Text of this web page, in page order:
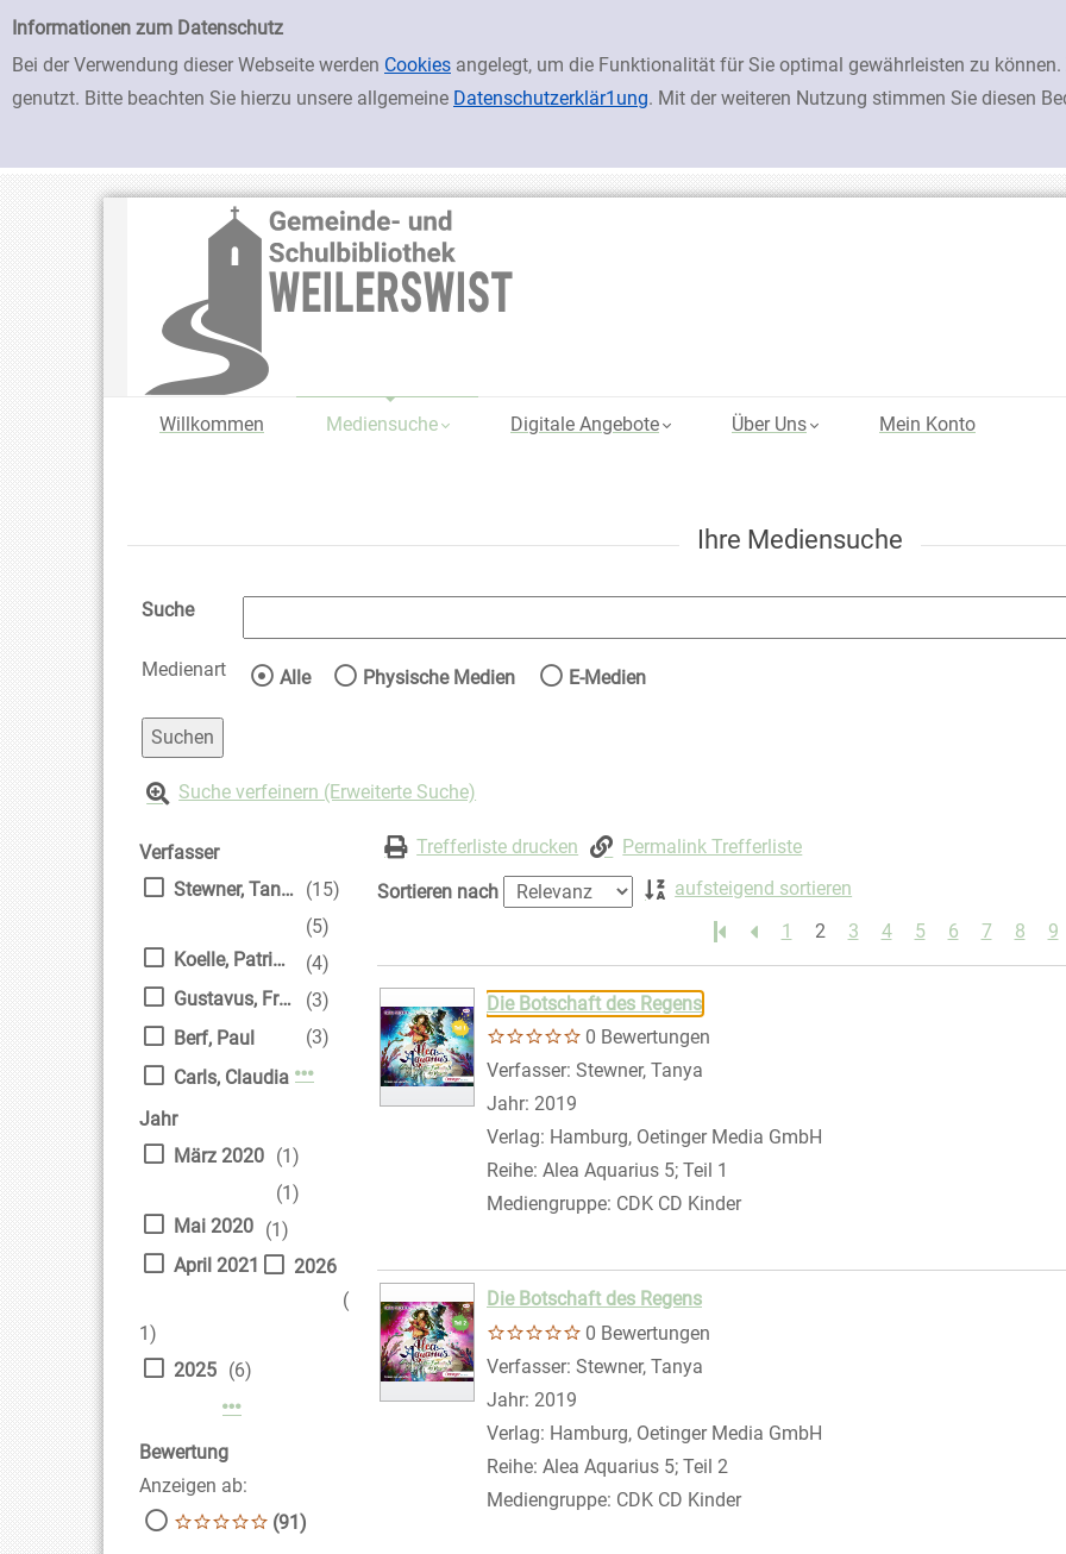
Einfache Suche
Informationen zum Datenschutz
Bei der Verwendung dieser Webseite werden Cookies angelegt, um die Funktionalität für Sie optimal gewährleisten zu
genutzt. Bitte beachten Sie hierzu unsere allgemeine Datenschutzerklär1ung. Mit der weiteren Nutzung stimmen Sie diesen
zur Navigation springen
zum Inhalt springen
Zu den Suchfiltern springen
Zur Trefferliste springen
Willkommen Mediensuche Digitale Angebote Über Uns Mein Konto
Ihre Mediensuche
Suche
Medienart Wählen Sie die Medienart nach der Sie suchen wollen.
Alle Physische Medien E-Medien
Suche verfeinern (Erweiterte Suche)
Suchfilter
Zur Trefferliste springen
Verfasser
Stewner, Tanya
(15)
Koelle, Patricia
(5)
Gustavus, Frank
(4)
Berf, Paul
(3)
Carls, Claudia
(3)
Mehr Verfasser-Filter anzeigen
Jahr
März 2020 (1)
Mai 2020
(1)
April 2021
(1)
2026
(
1)
2025 (6)
Mehr Jahr-Filter anzeigen
Bewertung
Anzeigen ab:
(91)
Trefferliste drucken
Permalink Trefferliste
Sortieren nach
aufsteigend sortieren
1
2 3 4 5 6 7 8 9
Suchergebnis
Zu den Suchfiltern springen
Die Botschaft des Regens
0 Bewertungen
Verfasser: Stewner, Tanya
Jahr: 2019
Verlag: Hamburg, Oetinger Media GmbH
Reihe: Alea Aquarius 5; Teil 1
Mediengruppe: CDK CD Kinder
Die Botschaft des Regens
0 Bewertungen
Verfasser: Stewner, Tanya
Jahr: 2019
Verlag: Hamburg, Oetinger Media GmbH
Reihe: Alea Aquarius 5; Teil 2
Mediengruppe: CDK CD Kinder